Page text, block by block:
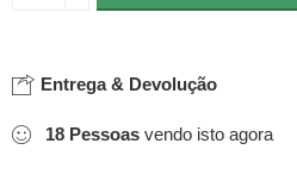
Entrega & Devolução
18 Pessoas vendo isto agora